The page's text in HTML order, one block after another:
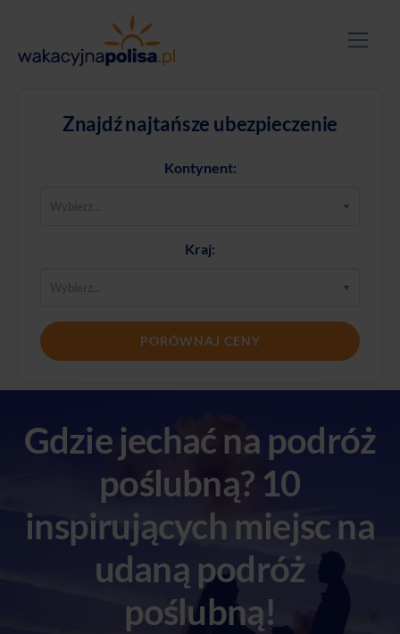
Znajdź najtańsze ubezpieczenie
Kontynent:
Kraj:
PORÓWNAJ CENY
Gdzie jechać na podróż
poślubną? 10
inspirujących miejsc na
udaną podróż
poślubną!